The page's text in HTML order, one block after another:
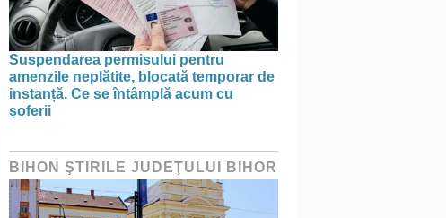
Suspendarea permisului pentru
amenzile neplătite, blocată temporar de
instanță. Ce se întâmplă acum cu
șoferii
BIHON ŞTIRILE JUDEŢULUI BIHOR